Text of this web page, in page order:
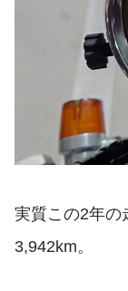
実質この2年の
3,942km。